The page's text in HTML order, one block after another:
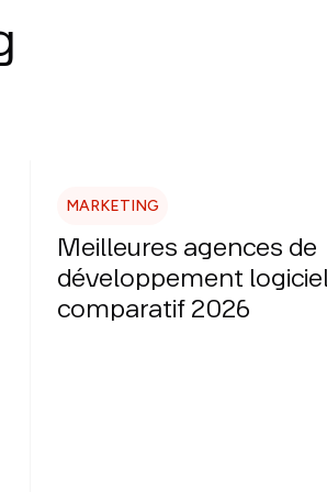
MARKETING
Meilleures agences de
développement
comparatif 2026